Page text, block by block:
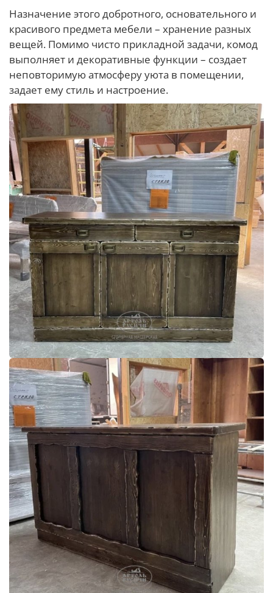
Назначение этого добротного, основательного и
красивого предмета мебели – хранение разных
вещей. Помимо чисто прикладной задачи, комод
выполняет и декоративные функции – создает
неповторимую атмосферу уюта в помещении,
задает ему стиль и настроение.